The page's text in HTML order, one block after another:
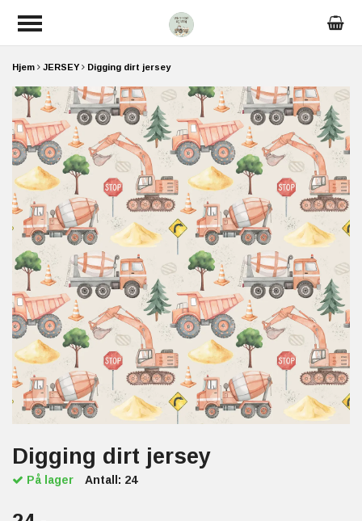
Hjem JERSEY Digging dirt jersey
Digging dirt jersey
På lager Antall: 24